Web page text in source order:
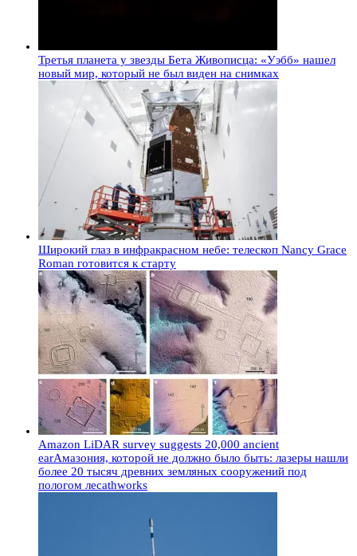
Третья планета у звезды Бета Живописца: «Уэбб» нашел
новый мир, который не был виден на снимках
Широкий глаз в инфракрасном небе: телескоп Nancy Grace
Roman готовится к старту
Amazon LiDAR survey suggests 20,000 ancient
earАмазония, которой не должно было быть: лазеры нашли
более 20 тысяч древних земляных сооружений под
пологом лесаthworks